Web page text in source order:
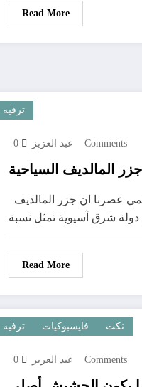
Read More
ترفيه
عبد العزيز 0 Comments
جزر المالديف السياحية
Read More
ترفيه فايسبوكيات نكت
عبد العزيز 0 Comments